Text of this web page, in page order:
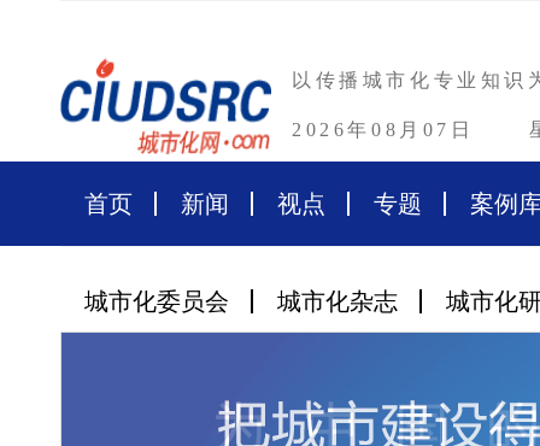
以传播城市化专业知识
2026年08月07日
首页 新闻 视点 专题 案例
城市化委员会 城市化杂志 城市化